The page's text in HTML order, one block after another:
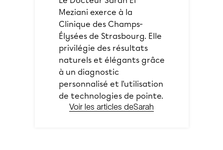
Meziani exerce à la
Clinique des Champs-
Élysées de Strasbourg. Elle
privilégie des résultats
naturels et élégants grâce
à un diagnostic
personnalisé et l'utilisation
de technologies de pointe.
Voir les articles deSarah